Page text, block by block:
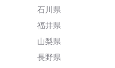
石川県
福井県
山梨県
長野県